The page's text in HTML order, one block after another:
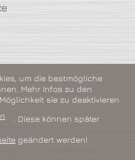
um die bestmögliche
Mehr Infos zu den
sie zu deaktivieren
. Diese können später
geändert werden!